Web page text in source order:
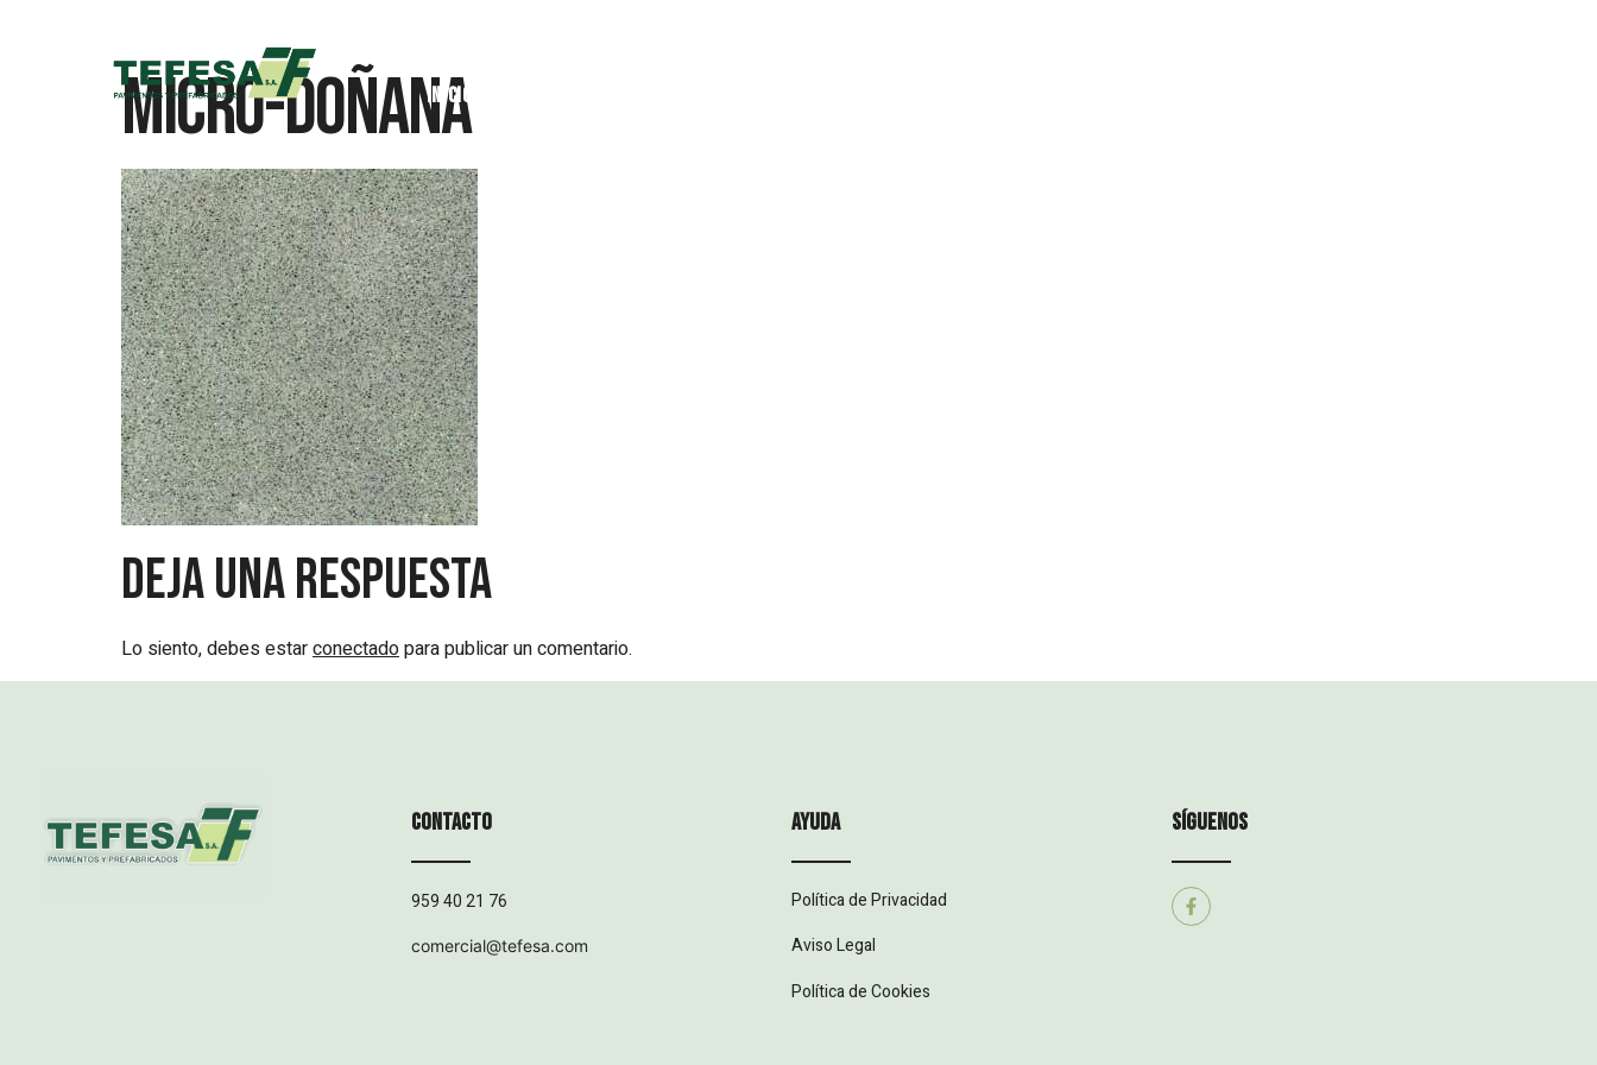
Inicio
Micro-Doñana
Deja una respuesta
Lo siento, debes estarconectadopara publicar un comentario.
Contacto
959 40 21 76
comercial@tefesa.com
ayuda
Política de Privacidad
Aviso Legal
Política de Cookies
síguenos